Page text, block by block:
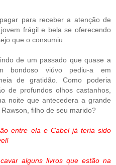
para receber a atenção de
frágil e bela se oferecendo
que o consumiu.
de um passado que quase a
bondoso viúvo pediu-a em
de gratidão. Como poderia
de profundos olhos castanhos,
noite que antecedera a grande
filho de seu marido?
entre ela e Cabel já teria sido
alguns livros que estão na